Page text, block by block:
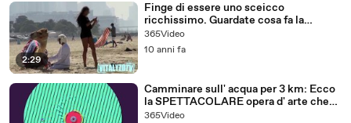
2:29
Finge di essere uno sceicco
ricchissimo. Guardate cosa fa la
ragazza...
365Video
10 anni fa
Camminare sull' acqua per 3 km: Ecco
la SPETTACOLARE opera d' arte che
sta incantando il mondo!
365Video